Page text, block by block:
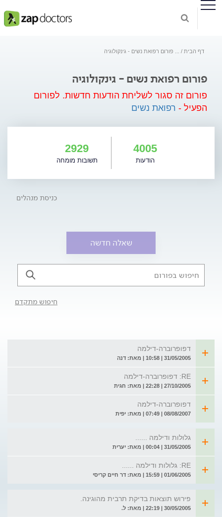
דף הבית פורום רפואת נשים - גינקולוגיה
פורום רפואת נשים - גינקולוגיה
פורום זה סגור לשליחת הודעות חדשות. לפורום
הפעיל - רפואת נשים
4005
הודעות
2929
תשובות מומחה
כניסת מנהלים
שאלה חדשה
חיפוש מתקדם
דפופרוברה-דילמה
31/05/2005 | 10:58 | מאת: דנה
RE: דפופרוברה-דילמה
27/10/2005 | 22:28 | מאת: חגית
דפופרוברה-דילמה
08/08/2007 | 07:49 | מאת: יפית
גלולות ודילמה ......
31/05/2005 | 00:04 | מאת: יערית
RE: גלולות ודילמה ......
01/06/2005 | 15:59 | מאת: דר חיים קריסי
פירוש תוצאות בדיקת תרבית מהוגינה.
30/05/2005 | 22:19 | מאת: ל.